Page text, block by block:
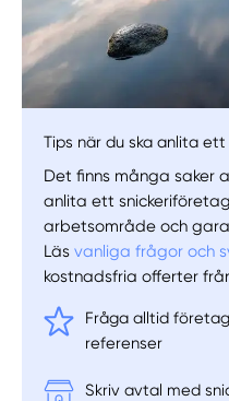
Tips när du ska anlita
Det finns många saker
anlita ett
arbetsområde och
Läsvanliga frågor och
kostnadsfria offerter
Fråga alltid
referenser
Skriv avtal med